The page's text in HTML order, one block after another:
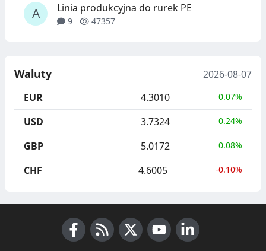
Linia produkcyjna do rurek PE
9 47357
Waluty
2026-08-07
EUR
4.3010 0.07%
USD 3.7324 0.24%
GBP 5.0172 0.08%
CHF 4.6005 -0.10%